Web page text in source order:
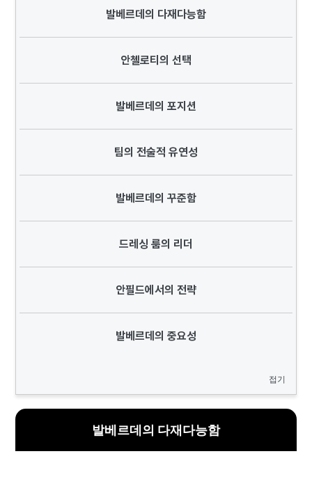
발베르데의 다재다능함
안첼로티의 선택
발베르데의 포지션
팀의 전술적 유연성
발베르데의 꾸준함
드레싱 룸의 리더
안필드에서의 전략
발베르데의 중요성
접기
발베르데의 다재다능함